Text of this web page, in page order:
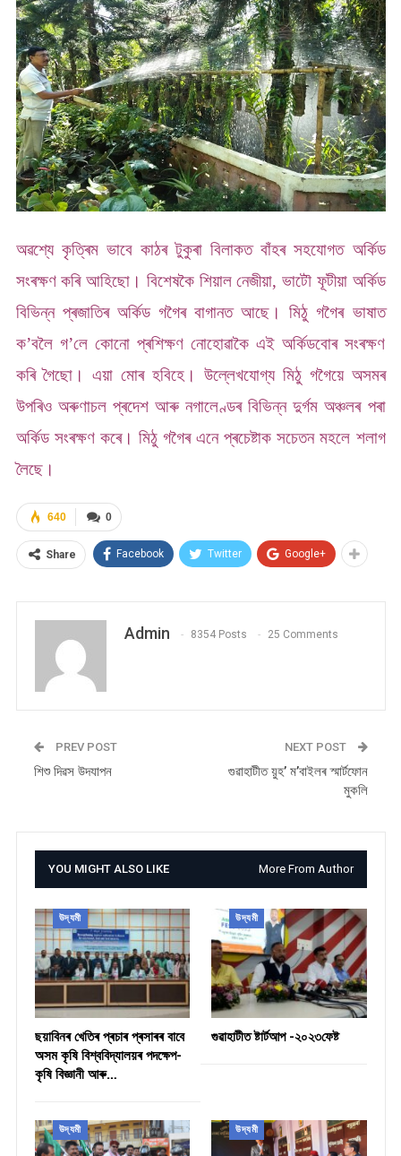
অৱশ্যে কৃত্ৰিম ভাবে কাঠৰ টুকুৰা বিলাকত বাঁহৰ সহযোগত অৰ্কিড
সংৰক্ষণ কৰি আহিছো। বিশেষকৈ শিয়াল নেজীয়া, ভাটৌ ফূটীয়া অৰ্কিড
বিভিন্ন প্ৰজাতিৰ অৰ্কিড গগৈৰ বাগানত আছে। মিঠু গগৈৰ ভাষাত
ক’বলৈ গ’লে কোনো প্ৰশিক্ষণ নোহোৱাকৈ এই অৰ্কিডবোৰ সংৰক্ষণ
কৰি গৈছো। এয়া মোৰ হবিহে। উল্লেখযোগ্য মিঠু গগৈয়ে অসমৰ
উপৰিও অৰুণাচল প্ৰদেশ আৰু নগালেণ্ডৰ বিভিন্ন দুৰ্গম অঞ্চলৰ পৰা
অৰ্কিড সংৰক্ষণ কৰে। মিঠু গগৈৰ এনে প্ৰচেষ্টাক সচেতন মহলে শলাগ
লৈছে।
0
640
Share Facebook Twitter Google+
Admin 8354 Posts 25 Comments
PREV POST
শিশু দিৱস উদযাপন
NEXT POST
গুৱাহাটীত য়ুহ’ ম’বাইলৰ স্মাৰ্টফোন
মুকলি‌‌‌‌
YOU MIGHT ALSO LIKE More From Author
উদ্যমী
ছয়াবিনৰ খেতিৰ প্ৰচাৰ প্ৰসাৰৰ বাবে
অসম কৃষি বিশ্ববিদ্যালয়ৰ পদক্ষেপ-
কৃষি বিজ্ঞানী আৰু…
উদ্যমী
গুৱাহাটীত ষ্টাৰ্টআপ -২০২৩ফেষ্ট
উদ্যমী উদ্যমী